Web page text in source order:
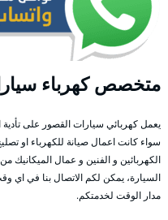
متخصص كهرباء
يعمل كهربائي سيارات القصور على
سواء كانت اعمال صيانة للكهرباء او
الكهربائين و الفنين و عمال الميكانيك
السيارة، يمكن لكم الاتصال بنا في اي
مدار الوقت لخدمتكم.